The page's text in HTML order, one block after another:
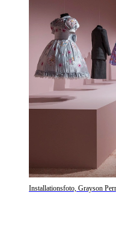
Installationsfoto, Grayson